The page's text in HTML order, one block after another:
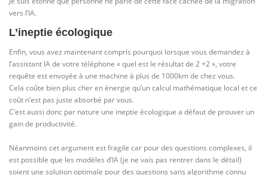
vers l’IA.
L’ineptie écologique
Enfin, vous avez maintenant compris pourquoi lorsque vous demandez à
l’assistant IA de votre téléphone « quel est le résultat de 2 +2 », votre
requête est envoyée à une machine à plus de 1000km de chez vous.
Cela coûte bien plus cher en énergie qu’un calcul mathématique local et ce
coût n’est pas juste absorbé par vous.
C’est aussi donc par nature une ineptie écologique a défaut de prouver un
gain de productivité.
Néanmoins cet argument est fragile car pour des questions complexes, il
est possible que les modèles d’IA (je ne vais pas rentrer dans le détail)
soient une solution optimale pour des questions sans algorithme connu